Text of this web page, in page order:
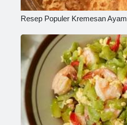
Resep Populer Kremesan